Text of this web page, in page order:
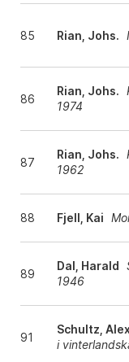
85 Rian, Johs.
86
Rian, Johs.
1974
87
Rian, Johs.
1962
88 Fjell, Kai
89
Dal, Harald
1946
91
Schultz,
i